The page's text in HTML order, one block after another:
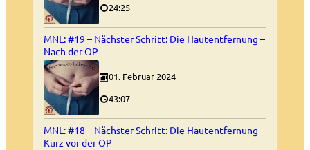
24:25
MNL: #19 – Nächster Schritt: Die Hautentfernung –
Nach der OP
01. Februar 2024
43:07
MNL: #18 – Nächster Schritt: Die Hautentfernung –
Kurz vor der OP